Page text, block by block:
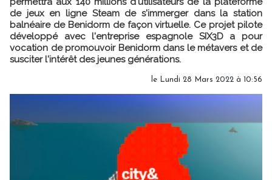
de jeux en ligne Steam de s'immerger dans la station
balnéaire de Benidorm de façon virtuelle. Ce projet pilote
développé avec l'entreprise espagnole SIX3D a pour
vocation de promouvoir Benidorm dans le métavers et de
susciter l'intérêt des jeunes générations.
le Lundi 28 Mars 2022 à 10:56